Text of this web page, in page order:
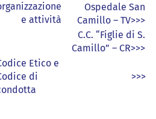
e attività
Ospedale San
Camillo – TV>>>
C.C. “Figlie di S.
Camillo” – CR>>>
Etico e
di
>>>